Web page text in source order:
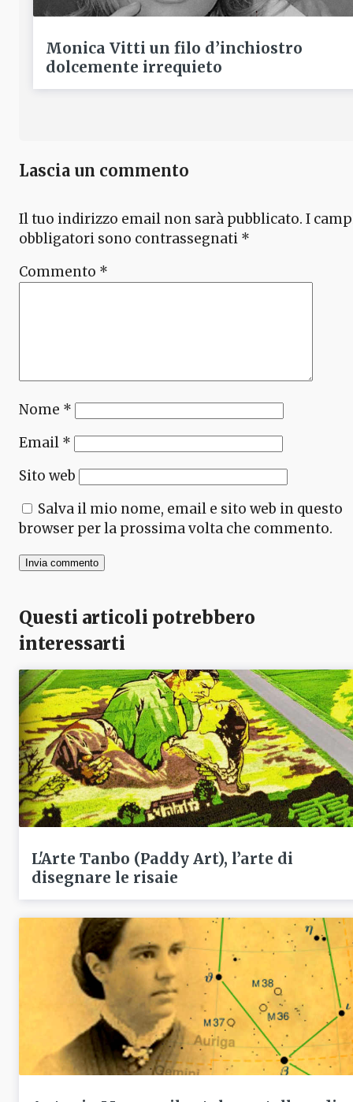
Monica Vitti un filo d’inchiostro
dolcemente irrequieto
Lascia un commento
Il tuo indirizzo email non sarà pubblicato. I
obbligatori sono contrassegnati *
Commento *
Nome *
Email *
Sito web
Salva il mio nome, email e sito web in questo
browser per la prossima volta che commento.
Questi articoli potrebbero
interessarti
L'Arte Tanbo (Paddy Art), l’arte di
disegnare le risaie